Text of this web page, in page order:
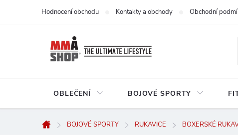
Hodnocení obchodu Kontakty a obchody Obchodní
OBLEČENÍ BOJOVÉ SPORTY
Domů
BOJOVÉ SPORTY RUKAVICE BOXERSKÉ